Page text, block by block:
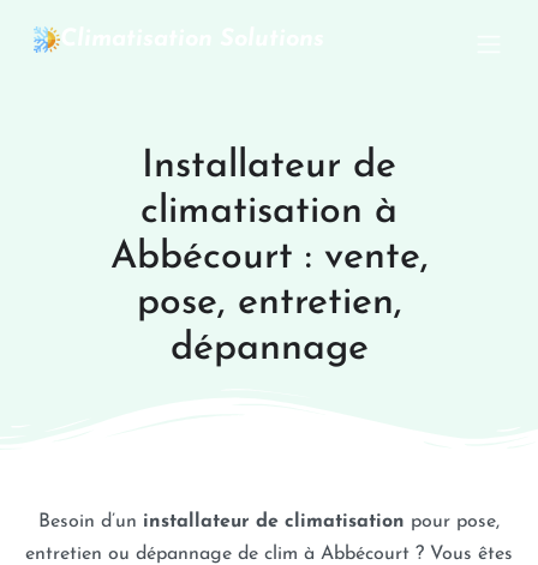
Installateur de
climatisation à
Abbécourt : vente,
pose, entretien,
dépannage
Besoin d’un installateur de climatisation pour pose,
entretien ou dépannage de clim à Abbécourt ? Vous êtes